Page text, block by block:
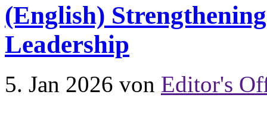
(English)
Leadership
5. Jan 2026 von Editor's